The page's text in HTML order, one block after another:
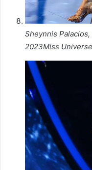
Sheynnis
2023Miss Universe